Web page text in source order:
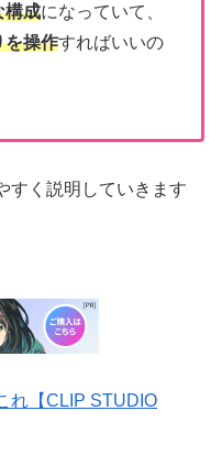
構成になっていて、
を操作すればいいの
すく説明していきます
れ【CLIP STUDIO